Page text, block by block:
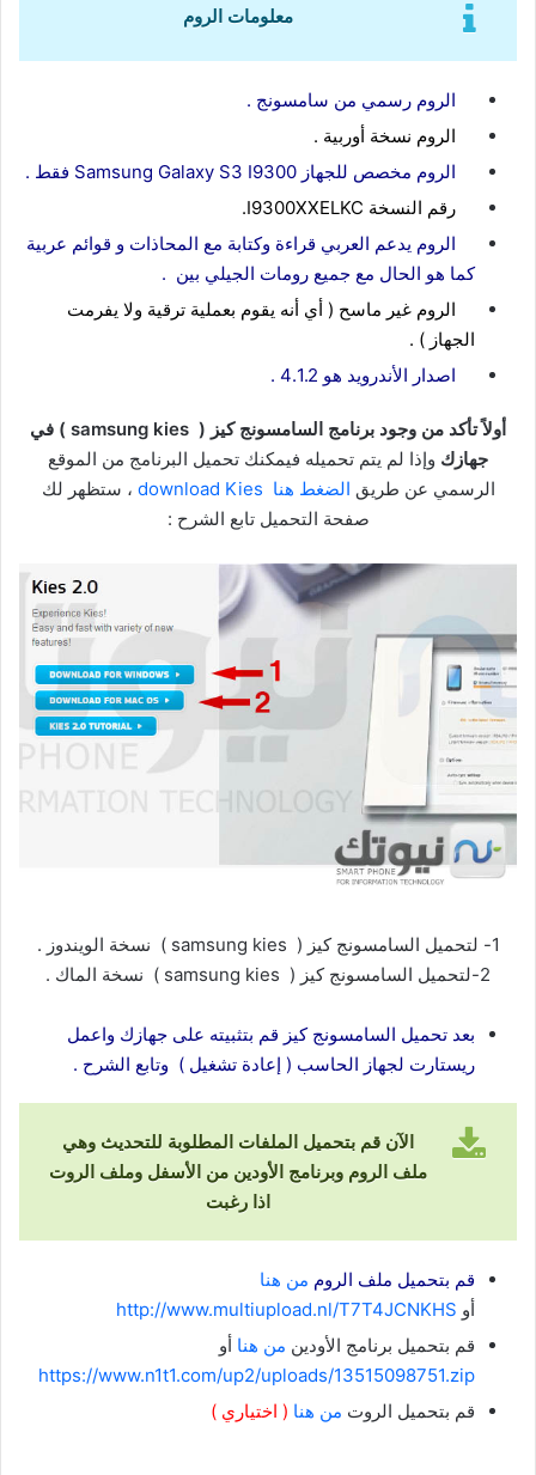
معلومات الروم
الروم رسمي من سامسونج .
الروم نسخة أوربية .
الروم مخصص للجهاز Samsung Galaxy S3 I9300 فقط .
رقم النسخة I9300XXELKC.
الروم يدعم العربي قراءة وكتابة مع المحاذات و قوائم عربية
كما هو الحال مع جميع رومات الجيلي بين .
الروم غير ماسح ( أي أنه يقوم بعملية ترقية ولا يفرمت
الجهاز ) .
اصدار الأندرويد هو 4.1.2 .
أولاً تأكد من وجود برنامج السامسونج كيز ( samsung kies ) في
جهازك وإذا لم يتم تحميله فيمكنك تحميل البرنامج من الموقع
الرسمي عن طريق الضغط هنا download Kies
، ستظهر لك
صفحة التحميل تابع الشرح :
1- لتحميل السامسونج كيز ( samsung kies ) نسخة الويندوز .
2-لتحميل السامسونج كيز ( samsung kies ) نسخة الماك .
بعد تحميل السامسونج كيز قم بتثبيته على جهازك واعمل
ريستارت لجهاز الحاسب ( إعادة تشغيل ) وتابع الشرح .
الآن قم بتحميل الملفات المطلوبة للتحديث وهي
ملف الروم وبرنامج الأودين من الأسفل وملف الروت
اذا رغبت
قم بتحميل ملف الروم من هنا
أو http://www.multiupload.nl/T7T4JCNKHS
قم بتحميل برنامج الأودين من هنا أو
https://www.n1t1.com/up2/uploads/13515098751.zip
قم بتحميل الروت من هنا ( اختياري )